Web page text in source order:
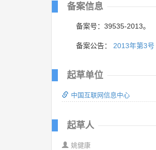
备案信息
备案号：39535-2013。
备案公告： 2013年第3号
起草单位
中国互联网信息中心
起草人
姚健康